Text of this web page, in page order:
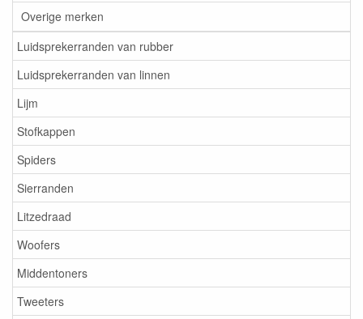
Overige merken
Luidsprekerranden van rubber
Luidsprekerranden van linnen
Lijm
Stofkappen
Spiders
Sierranden
Litzedraad
Woofers
Middentoners
Tweeters